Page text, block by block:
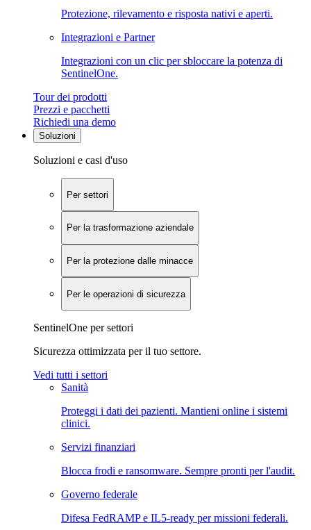
Protezione, rilevamento e risposta nativi e aperti.
Integrazioni e Partner
Integrazioni con un clic per sbloccare la potenza di
SentinelOne.
Tour dei prodotti
Prezzi e pacchetti
Richiedi una demo
Soluzioni
Soluzioni e casi d'uso
Per settori
Per la trasformazione aziendale
Per la protezione dalle minacce
Per le operazioni di sicurezza
SentinelOne per settori
Sicurezza ottimizzata per il tuo settore.
Vedi tutti i settori
Sanità
Proteggi i dati dei pazienti. Mantieni online i sistemi
clinici.
Servizi finanziari
Blocca frodi e ransomware. Sempre pronti per l'audit.
Governo federale
Difesa FedRAMP e IL5-ready per missioni federali.